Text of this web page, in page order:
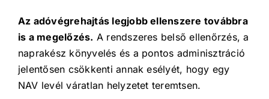
Az adóvégrehajtás legjobb ellenszere továbbra
is a megelőzés. A rendszeres belső ellenőrzés, a
naprakész könyvelés és a pontos adminisztráció
jelentősen csökkenti annak esélyét, hogy egy
NAV levél váratlan helyzetet teremtsen.